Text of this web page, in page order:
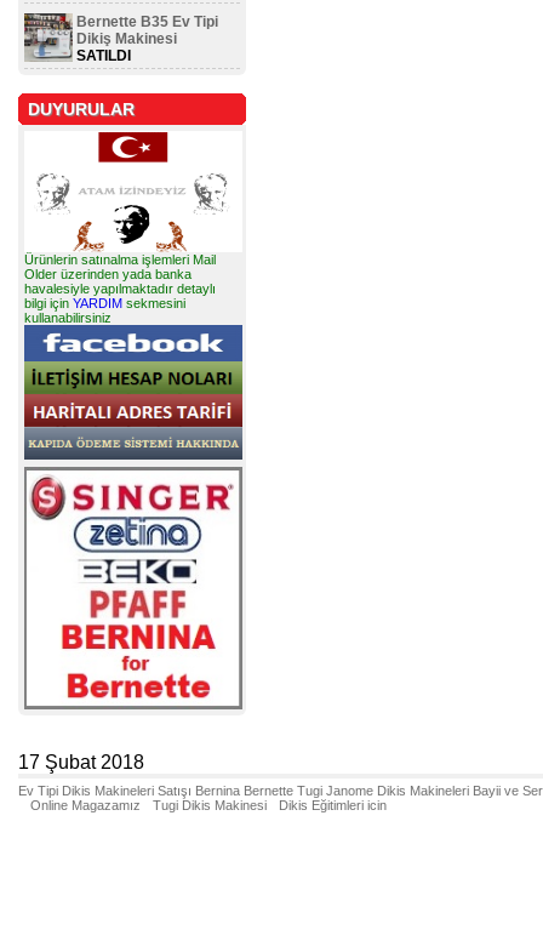
Bernette B35 Ev Tipi
Dikiş Makinesi
SATILDI
DUYURULAR
Ürünlerin satınalma işlemleri Mail
Older üzerinden yada banka
havalesiyle yapılmaktadır detaylı
bilgi için YARDIM sekmesini
kullanabilirsiniz
17 Şubat 2018
Ev Tipi Dikis Makineleri Satışı Bernina Bernette Tugi Janome Dikis Makineleri Bayii ve
Online Magazamız
Tugi Dikis Makinesi Dikis Eğitimleri icin